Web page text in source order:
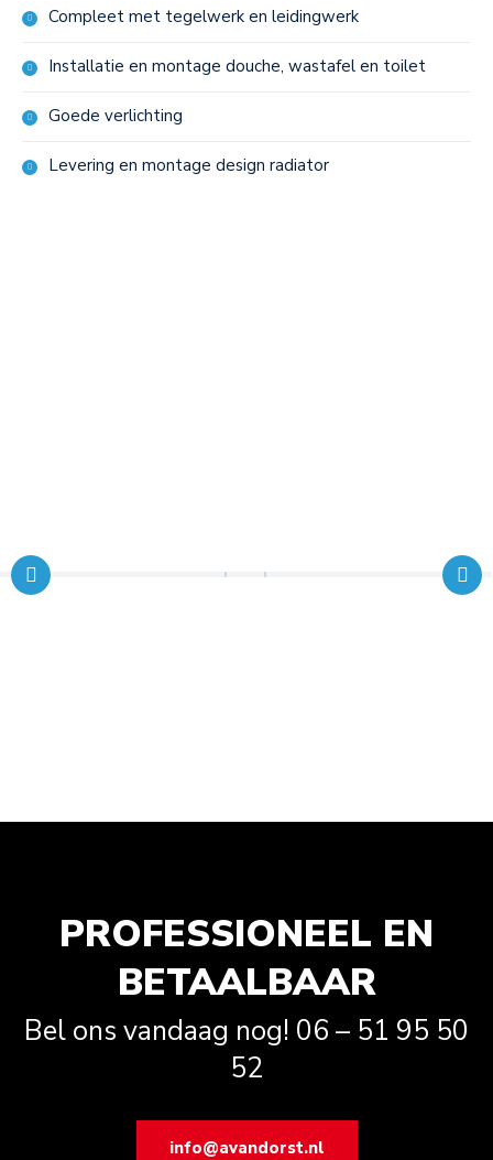
Compleet met tegelwerk en leidingwerk
Installatie en montage douche, wastafel en toilet
Goede verlichting
Levering en montage design radiator
PROFESSIONEEL EN
BETAALBAAR
Bel ons vandaag nog! 06 – 51 95 50
52
info@avandorst.nl